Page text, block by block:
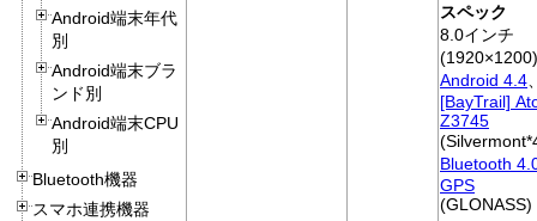
Android端末年代
別
Android端末ブラ
ンド別
Android端末CPU
別
Bluetooth機器
スマホ連携機器
スペック
8.0インチ
(1920×1200)
Android 4.4
[BayTrail]
Z3745
Bluetooth
GPS
(GLONASS)